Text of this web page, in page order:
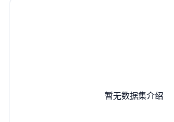
暂无数据集介绍